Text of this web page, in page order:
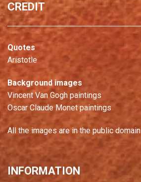
CREDIT
Quotes
Aristotle
Background images
Vincent Van Gogh paintings
Oscar Claude Monet paintings
All the images are in the public domain
INFORMATION